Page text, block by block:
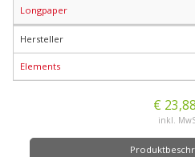
Longpaper
Hersteller
Elements
€
inkl.